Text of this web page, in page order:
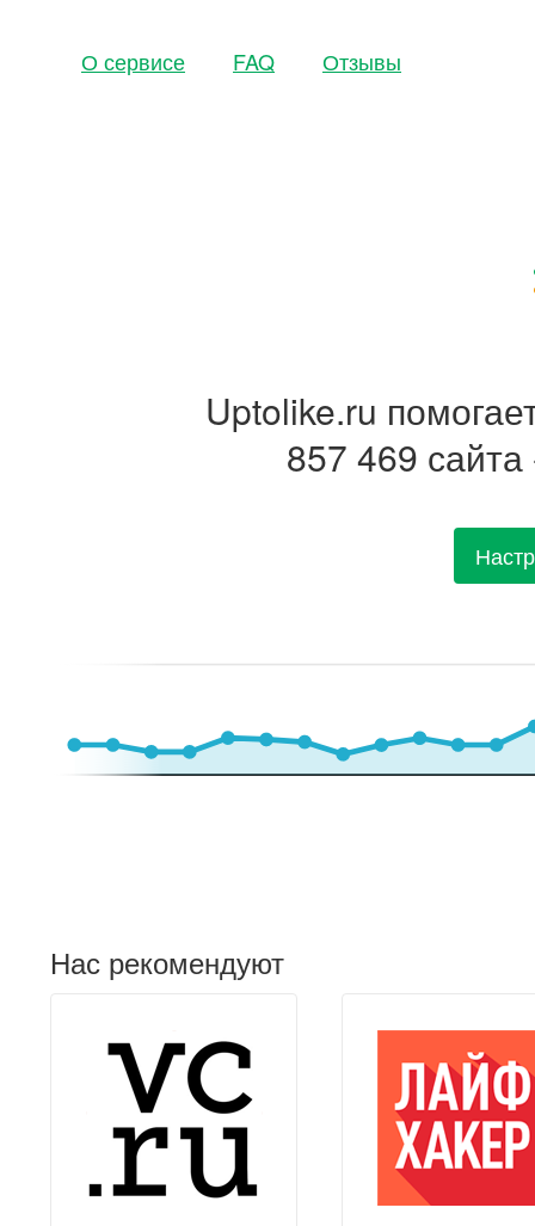
О сервисе FAQ Отзывы
Uptolike.ru
857 469
Нас рекомендуют